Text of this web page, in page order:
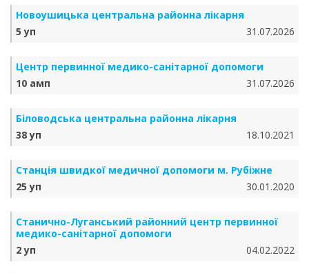
Новоушицька центральна районна лікарня
5 уп
31.07.2026
Центр первинної медико-санітарної допомоги
10 амп
31.07.2026
Біловодська центральна районна лікарня
38 уп
18.10.2021
Станція швидкої медичної допомоги м. Рубіжне
25 уп
30.01.2020
Станично-Луганський районний центр первинної
медико-санітарної допомоги
2 уп
04.02.2022